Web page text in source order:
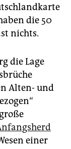
die 50
nichts.
die Lage
Alten- und
einer